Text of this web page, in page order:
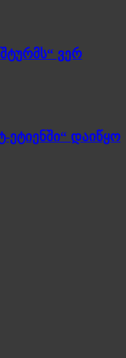
ვერ
ეტიენში“ დაიწყო